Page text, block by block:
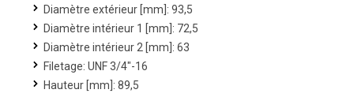
Diamètre extérieur [mm]: 93,5
Diamètre intérieur 1 [mm]: 72,5
Diamètre intérieur 2 [mm]: 63
Filetage: UNF 3/4"-16
Hauteur [mm]: 89,5